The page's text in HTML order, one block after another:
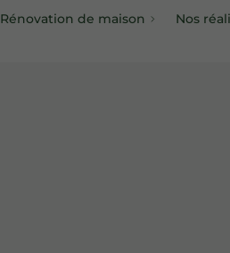
Rénovation de maison Nos